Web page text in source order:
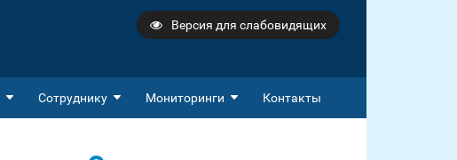
Версия для слабовидящих
Сотруднику Мониторинги Контакты